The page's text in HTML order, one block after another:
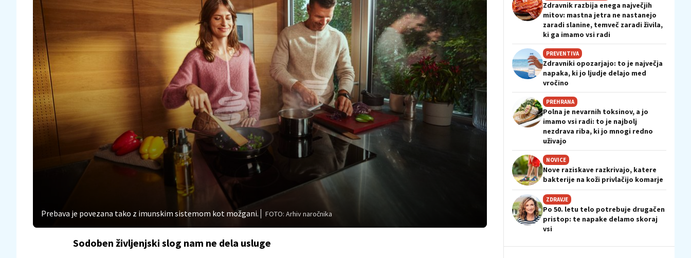
Prebava je povezana tako z imunskim sistemom kot možgani. FOTO: Arhiv naročnika
Sodoben življenjski slog nam ne dela usluge
Zdravnik razbija enega največjih
mitov: mastna jetra ne nastanejo
zaradi slanine, temveč zaradi živila,
ki ga imamo vsi radi
PREVENTIVA
Zdravniki opozarjajo: to je največja
napaka, ki jo ljudje delajo med
vročino
PREHRANA
Polna je nevarnih toksinov, a jo
imamo vsi radi: to je najbolj
nezdrava riba, ki jo mnogi redno
uživajo
NOVICE
Nove raziskave razkrivajo, katere
bakterije na koži privlačijo komarje
ZDRAVJE
Po 50. letu telo potrebuje drugačen
pristop: te napake delamo skoraj
vsi